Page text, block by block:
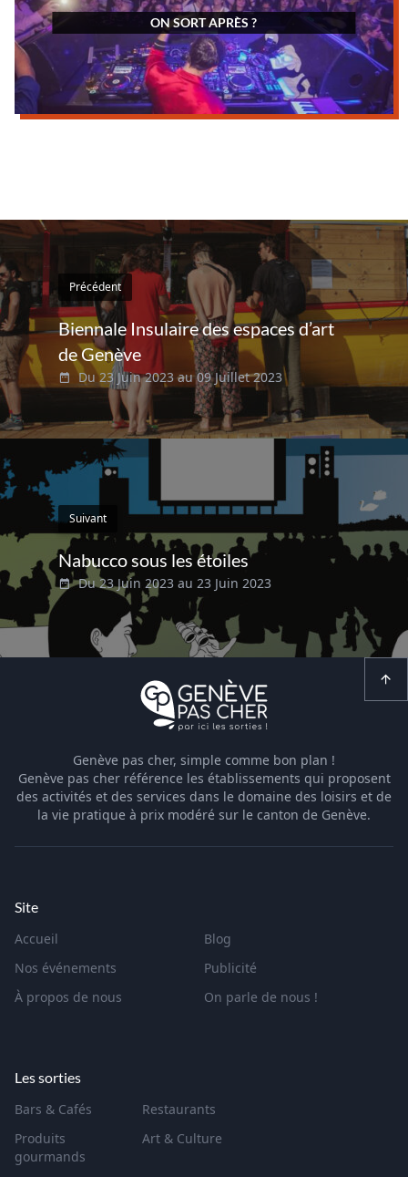
ON SORT APRÈS ?
Précédent
Biennale Insulaire des espaces d’art
de Genève
Du 23 Juin 2023 au 09 Juillet 2023
Suivant
Nabucco sous les étoiles
Du 23 Juin 2023 au 23 Juin 2023
Genève pas cher, simple comme bon plan !
Genève pas cher référence les établissements qui proposent
des activités et des services dans le domaine des loisirs et de
la vie pratique à prix modéré sur le canton de Genève.
Site
Accueil
Blog
Nos événements
Publicité
À propos de nous
On parle de nous !
Les sorties
Bars & Cafés
Restaurants
Produits
gourmands
Art & Culture